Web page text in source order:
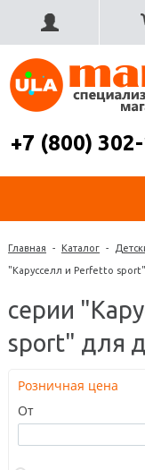
+7 (800)
Главная - Каталог -
"Карусселл и Perfetto
серии
sport" для
Розничная цена
От